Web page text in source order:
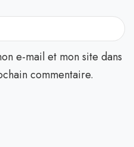
e-mail et mon site dans
commentaire.